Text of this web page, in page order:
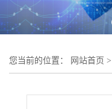
您当前的位置： 网站首页 >